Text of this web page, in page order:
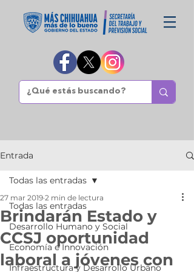
Entrada
Todas las entradas
Desarrollo Humano y Social
Economía e Innovación
Infraestructura y Desarrollo Urbano
Todas las entradas
Brindarán Estado y
CCSJ oportunidad
laboral a jóvenes con
27 mar 2019 2 min de lectura